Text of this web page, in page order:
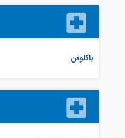
باکلوفن